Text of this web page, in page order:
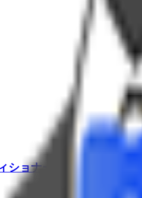
ョナー